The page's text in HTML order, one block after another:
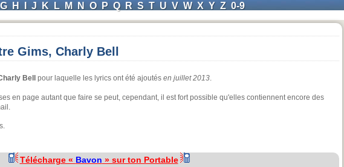
G H I J K L M N O P Q R S T U V W X Y Z 0-9
Gims, Charly Bell
Bell pour laquelle les lyrics ont été ajoutés en juillet 2013.
en page autant que faire se peut, cependant, il est fort possible qu'elles contiennent encore des
Télécharge « Bavon » sur ton Portable